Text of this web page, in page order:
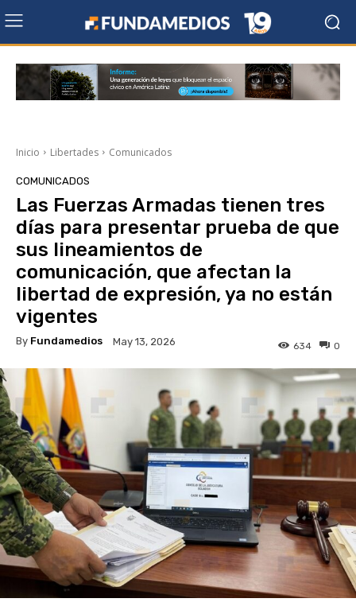
Inicio Libertades Comunicados
COMUNICADOS
Las Fuerzas Armadas tienen tres
días para presentar prueba de que
sus lineamientos de
comunicación, que afectan la
libertad de expresión, ya no están
vigentes
By Fundamedios May 13, 2026 0
634